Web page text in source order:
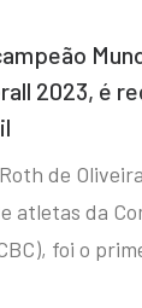
2023, é
de
atletas da
foi o